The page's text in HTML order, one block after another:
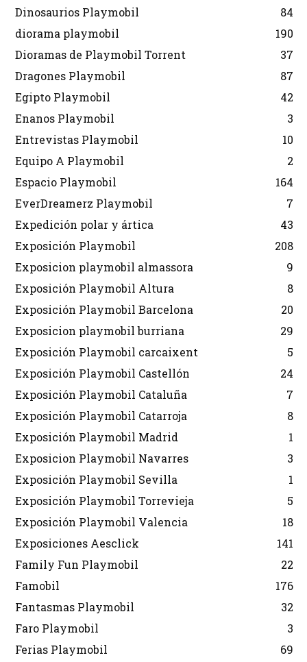
Dinosaurios Playmobil
84
diorama playmobil
190
Dioramas de Playmobil Torrent
37
Dragones Playmobil
87
Egipto Playmobil
42
Enanos Playmobil
3
Entrevistas Playmobil
10
Equipo A Playmobil
2
Espacio Playmobil
164
EverDreamerz Playmobil
7
Expedición polar y ártica
43
Exposición Playmobil
208
Exposicion playmobil almassora
9
Exposición Playmobil Altura
8
Exposición Playmobil Barcelona
20
Exposicion playmobil burriana
29
Exposición Playmobil carcaixent
5
Exposición Playmobil Castellón
24
Exposición Playmobil Cataluña
7
Exposición Playmobil Catarroja
8
Exposición Playmobil Madrid
1
Exposicion Playmobil Navarres
3
Exposición Playmobil Sevilla
1
Exposición Playmobil Torrevieja
5
Exposición Playmobil Valencia
18
Exposiciones Aesclick
141
Family Fun Playmobil
22
Famobil
176
Fantasmas Playmobil
32
Faro Playmobil
3
Ferias Playmobil
69